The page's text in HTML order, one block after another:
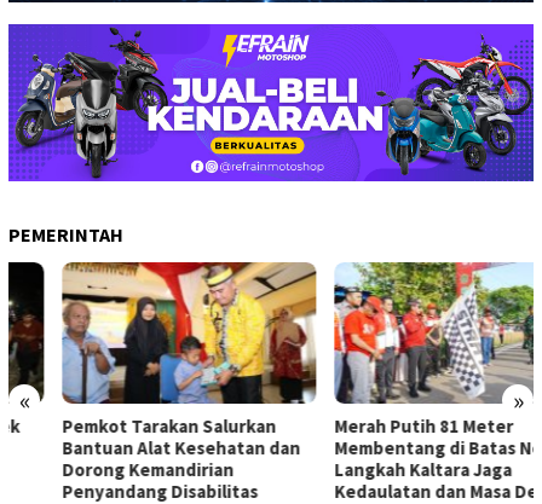
PEMERINTAH
« »
Pemkot Tarakan Salurkan
Bantuan Alat Kesehatan dan
Dorong Kemandirian
Penyandang Disabilitas
Merah Putih 81 Meter
Membentang di Batas Negeri:
Langkah Kaltara Jaga
Kedaulatan dan Masa Depan